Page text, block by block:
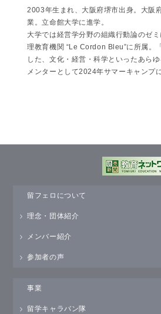
2003年生まれ、大阪府堺市出身。大阪
業。立命館大学に進学。
大学では経営学分野の組織行動論のゼ
理教育機関 “Le Cordon Bleu”に所属。
した、文化・経営・科学といったあらゆ
メンターとして2024年サマーキャンプ
留フェロについて
理念・団体紹介
メンバー紹介
参加者の声
事業
留学キャラバン隊